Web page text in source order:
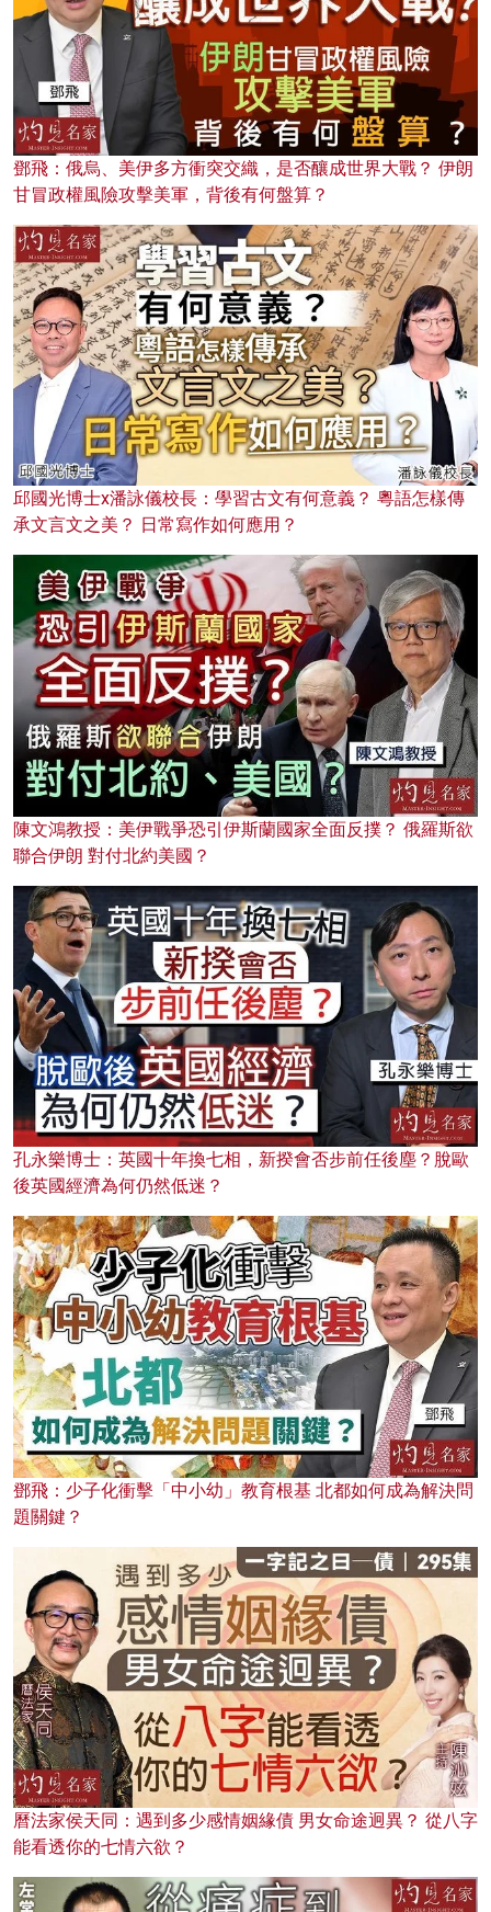
鄧飛：俄烏、美伊多方衝突交織，是否釀成世界大戰？ 伊朗
甘冒政權風險攻擊美軍，背後有何盤算？
邱國光博士x潘詠儀校長：學習古文有何意義？ 粵語怎樣傳
承文言文之美？ 日常寫作如何應用？
陳文鴻教授：美伊戰爭恐引伊斯蘭國家全面反撲？ 俄羅斯欲
聯合伊朗 對付北約美國？
孔永樂博士：英國十年換七相，新揆會否步前任後塵？脫歐
後英國經濟為何仍然低迷？
鄧飛：少子化衝擊「中小幼」教育根基 北都如何成為解決問
題關鍵？
曆法家侯天同：遇到多少感情姻緣債 男女命途迥異？ 從八字
能看透你的七情六欲？